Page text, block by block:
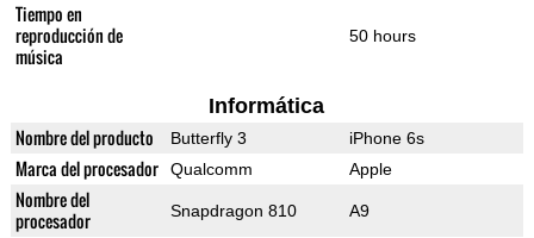
Tiempo en
reproducción de
música
50 hours
Informática
Nombre del producto Butterfly 3 iPhone 6s
Marca del procesador Qualcomm Apple
Nombre del
procesador
Snapdragon 810 A9